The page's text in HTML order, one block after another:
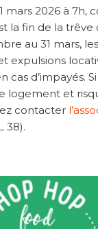
mars 2026 à 7h,
la fin de la trêve
au 31 mars,
expulsions
cas d’impayés.
logement et
contacter
38).